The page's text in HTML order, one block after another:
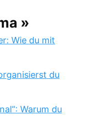
»
Wie du mit
du
Warum du